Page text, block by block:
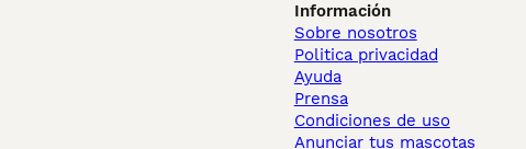
Información
Sobre nosotros
Politica privacidad
Ayuda
Prensa
Condiciones de uso
Anunciar tus mascotas